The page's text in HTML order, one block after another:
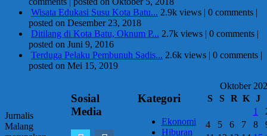
Wisata Edukasi Susu Kota Batu... 2.9k views 0 comments
posted on Desember 23, 2018
Ditilang di Kota Batu, Oknum P... 2.7k views 0 comments
posted on Juni 9, 2016
Terduga Pelaku Pembunuh Sadis... 2.6k views 0 comments
posted on Mei 15, 2019
Jurnalis
Malang
Sosial
Media
Kategori
Ekonomi
Hiburan
Oktober
S
S R K
J
1
4
5 6 7 8